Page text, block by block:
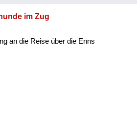
im Zug
an die Reise über die Enns